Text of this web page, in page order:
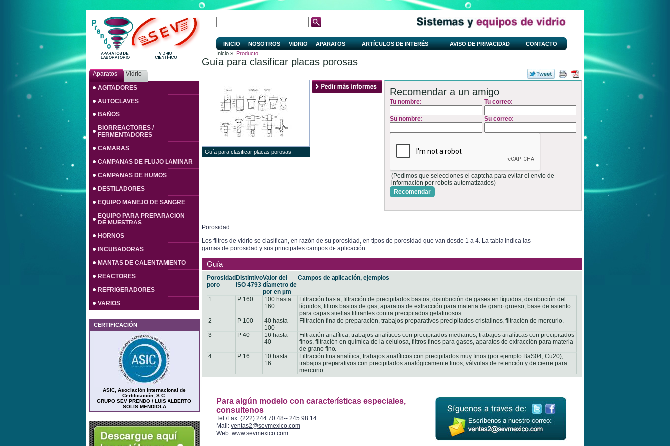
Aparatos
Vidrio
AGITADORES
AUTOCLAVES
BAÑOS
BIORREACTORES /
FERMENTADORES
CAMARAS
CAMPANAS DE FLUJO LAMINAR
CAMPANAS DE HUMOS
DESTILADORES
EQUIPO MANEJO DE SANGRE
EQUIPO PARA PREPARACION
DE MUESTRAS
HORNOS
INCUBADORAS
MANTAS DE CALENTAMIENTO
REACTORES
REFRIGERADORES
VARIOS
CERTIFICACIÓN
ASIC, Asociación Internacional de
Certificación, S.C.
GRUPO SEV PRENDO / LUIS ALBERTO
SOLIS MENDIOLA
INICIO NOSOTROS VIDRIO APARATOS ARTÍCULOS DE INTERÉS AVISO DE PRIVACIDAD
CONTACTO
Inicio » Producto
Guía para clasificar placas porosas
Guía para clasificar placas porosas
Recomendar a un amigo
Tu nombre: Tu correo:
Su nombre: Su correo:
(Pedimos que selecciones el captcha para evitar el envío de
información por robots automatizados)
Recomendar
Porosidad
Los filtros de vidrio se clasifican, en razón de su porosidad, en tipos de porosidad que van desde 1 a 4. La tabla indica las
gamas de porosidad y sus principales campos de aplicación.
Guía
Porosidad
poro
Distintivo
ISO 4793
Valor del
díametro de
por en µm
Campos de aplicación, ejemplos
1 P 160
100 hasta
160
Filtración basta, filtración de precipitados bastos, distribución de gases en líquidos, distribución del
líquidos, filtros bastos de gas, aparatos de extracción para materia de grano grueso, base de asiento
para capas sueltas filtrantes contra precipitados gelatinosos.
2
P 100
40 hasta
100
Filtración fina de preparación, trabajos preparativos precipitados cristalinos, filtración de mercurio.
3 P 40
16 hasta
40
Filtración analítica, trabajos analíticos con precipitados medianos, trabajos analíticas con precipitados
finos, filtración en química de la celulosa, filtros finos para gases, aparatos de extracción para materia
de grano fino.
4
P 16
10 hasta
16
Filtración fina analítica, trabajos analíticos con precipitados muy finos (por ejemplo BaS04, Cu20),
trabajos preparativos con precipitados analógicamente finos, válvulas de retención y de cierre para
mercurio.
Para algún modelo con características especiales,
consultenos
Tel./Fax. (222) 244.70.48-- 245.98.14
Mail: ventas2@sevmexico.com
Web: www.sevmexico.com